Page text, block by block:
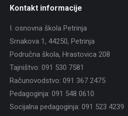
Kontakt informacije
I. osnovna škola Petrinja
Srnakova 1, 44250, Petrinja
Područna škola, Hrastovica 208
Tajništvo: 091 530 7581
Računovodstvo: 091 367 2475
Pedagoginja: 091 548 0610
Socijalna pedagoginja: 091 523 4239